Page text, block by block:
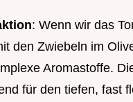
: Wenn wir das
den Zwiebeln im
Aromastoffe.
für den tiefen, fast